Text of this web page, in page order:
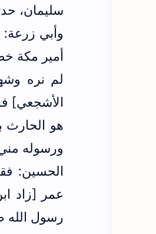
سليمان،
وأبي
أمير مكة
لم نره
الأشجعي]
هو ‌الحارث
ورسوله
الحسين:
عمر [زاد
رسول الله